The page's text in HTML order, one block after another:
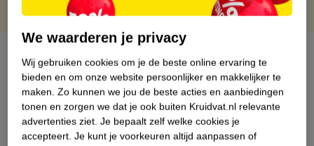
Over dit product
Productinformatie
Nature Impact Score
We waarderen je privacy
Wij gebruiken cookies om je de beste online ervaring te
bieden en om onze website persoonlijker en makkelijker te
maken. Zo kunnen we jou de beste acties en aanbiedingen
tonen en zorgen we dat je ook buiten Kruidvat.nl relevante
advertenties ziet. Je bepaalt zelf welke cookies je
accepteert. Je kunt je voorkeuren altijd aanpassen of